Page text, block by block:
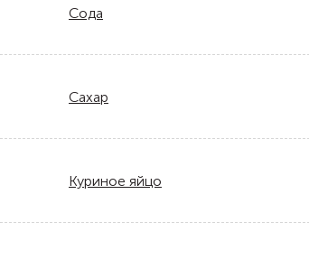
Сода
Сахар
Куриное яйцо